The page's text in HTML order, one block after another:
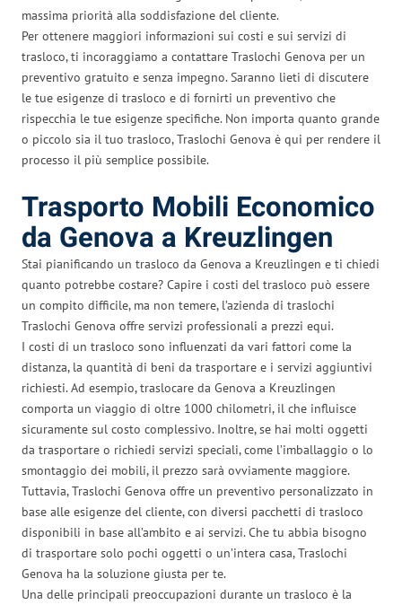
massima priorità alla soddisfazione del cliente.
Per ottenere maggiori informazioni sui costi e sui servizi di
trasloco, ti incoraggiamo a contattare Traslochi Genova per un
preventivo gratuito e senza impegno. Saranno lieti di discutere
le tue esigenze di trasloco e di fornirti un preventivo che
rispecchia le tue esigenze specifiche. Non importa quanto grande
o piccolo sia il tuo trasloco, Traslochi Genova è qui per rendere il
processo il più semplice possibile.
Trasporto Mobili Economico
da Genova a Kreuzlingen
Stai pianificando un trasloco da Genova a Kreuzlingen e ti chiedi
quanto potrebbe costare? Capire i costi del trasloco può essere
un compito difficile, ma non temere, l’azienda di traslochi
Traslochi Genova offre servizi professionali a prezzi equi.
I costi di un trasloco sono influenzati da vari fattori come la
distanza, la quantità di beni da trasportare e i servizi aggiuntivi
richiesti. Ad esempio, traslocare da Genova a Kreuzlingen
comporta un viaggio di oltre 1000 chilometri, il che influisce
sicuramente sul costo complessivo. Inoltre, se hai molti oggetti
da trasportare o richiedi servizi speciali, come l’imballaggio o lo
smontaggio dei mobili, il prezzo sarà ovviamente maggiore.
Tuttavia, Traslochi Genova offre un preventivo personalizzato in
base alle esigenze del cliente, con diversi pacchetti di trasloco
disponibili in base all’ambito e ai servizi. Che tu abbia bisogno
di trasportare solo pochi oggetti o un’intera casa, Traslochi
Genova ha la soluzione giusta per te.
Una delle principali preoccupazioni durante un trasloco è la